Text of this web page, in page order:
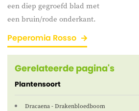
een diep gegroefd blad met
een bruin/rode onderkant.
Peperomia Rosso
Gerelateerde pagina's
Plantensoort
Dracaena - Drakenbloedboom